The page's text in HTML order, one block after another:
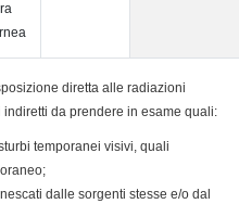
diretta alle radiazioni
da prendere in esame quali:
temporanei visivi, quali
dalle sorgenti stesse e/o dal